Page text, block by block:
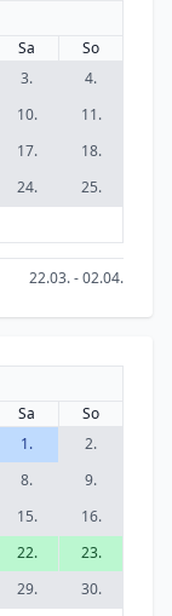
Sa
So
3.
4.
10.
11.
17.
18.
24.
25.
22.03. - 02.04.
Sa
So
1.
2.
8.
9.
15.
16.
22.
23.
29.
30.